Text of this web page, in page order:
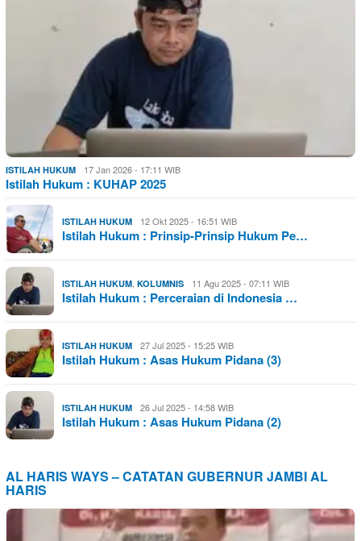
ISTILAH HUKUM 17 Jan 2026 - 17:11 WIB
Istilah Hukum : KUHAP 2025
ISTILAH HUKUM 12 Okt 2025 - 16:51 WIB
Istilah Hukum : Prinsip-Prinsip Hukum Pe…
ISTILAH HUKUM KOLUMNIS 11 Agu 2025 - 07:11 WIB
Istilah Hukum : Perceraian di Indonesia …
ISTILAH HUKUM 27 Jul 2025 - 15:25 WIB
Istilah Hukum : Asas Hukum Pidana (3)
ISTILAH HUKUM 26 Jul 2025 - 14:58 WIB
Istilah Hukum : Asas Hukum Pidana (2)
AL HARIS WAYS – CATATAN GUBERNUR JAMBI AL
HARIS